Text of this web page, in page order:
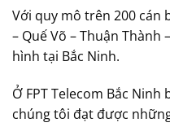
Với quy mô trên 200 cán
– Quế Võ – Thuận
hình tại Bắc Ninh.
Ở FPT Telecom Bắc
chúng tôi đạt được